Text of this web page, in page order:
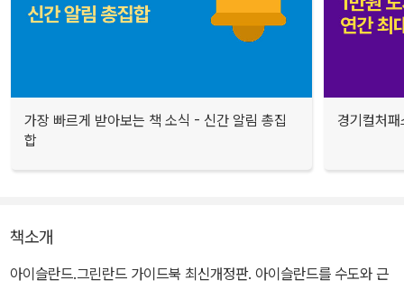
가장 빠르게 받아보는 책 소식 - 신간 알림 총집
합
경기컬처
책소개
아이슬란드.그린란드 가이드북 최신개정판. 아이슬란드를 수도와 근